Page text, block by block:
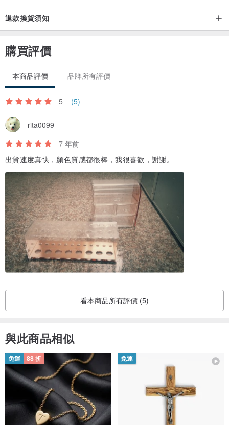
退款換貨須知
購買評價
本商品評價 品牌所有評價
5 (5)
rita0099
7 年前
出貨速度真快，顏色質感都很棒，我很喜歡，謝謝。
看本商品所有評價 (5)
與此商品相似
免運 88 折 免運